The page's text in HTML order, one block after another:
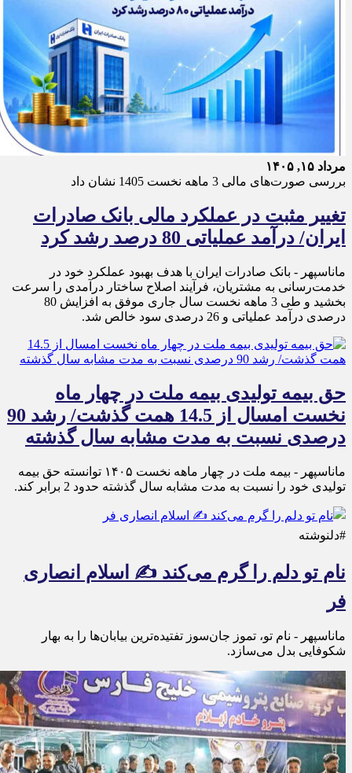
مرداد ۱۵, ۱۴۰۵
بررسی صورت‌های مالی 3 ماهه نخست 1405 نشان داد
تغییر مثبت در عملکرد مالی بانک صادرات
ایران/ درآمد عملیاتی 80 درصد رشد کرد
ماناسپهر - ​بانک صادرات ایران با هدف بهبود عملکرد خود در
خدمت‌رسانی به مشتریان، فرآیند اصلاح ساختار درآمدی را سرعت
بخشید و طی 3 ماهه نخست سال جاری موفق به افزایش 80
درصدی درآمد عملیاتی و 26 درصدی سود خالص شد.
حق بیمه تولیدی بیمه ملت در چهار ماه
نخست امسال از 14.5 همت گذشت/ رشد 90
درصدی نسبت به مدت مشابه سال گذشته
ماناسپهر - بیمه ملت در چهار ماهه نخست ۱۴٠۵ توانسته حق بیمه
تولیدی خود را نسبت به مدت مشابه سال گذشته حدود 2 برابر کند.
#دلنوشته
نام تو دلم را گرم می‌کند ✍️ اسلام انصاری
فر
ماناسپهر - نام تو، تموز جان‌سوز تفتیده‌ترین بیابان‌ها را به بهار
شکوفایی بدل می‌سازد.